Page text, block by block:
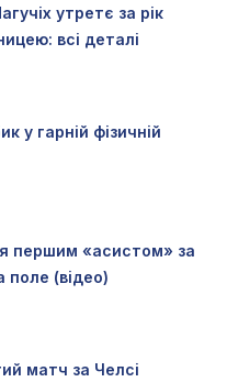
утретє за рік
всі деталі
у гарній фізичній
першим «асистом» за
поле (відео)
матч за Челсі